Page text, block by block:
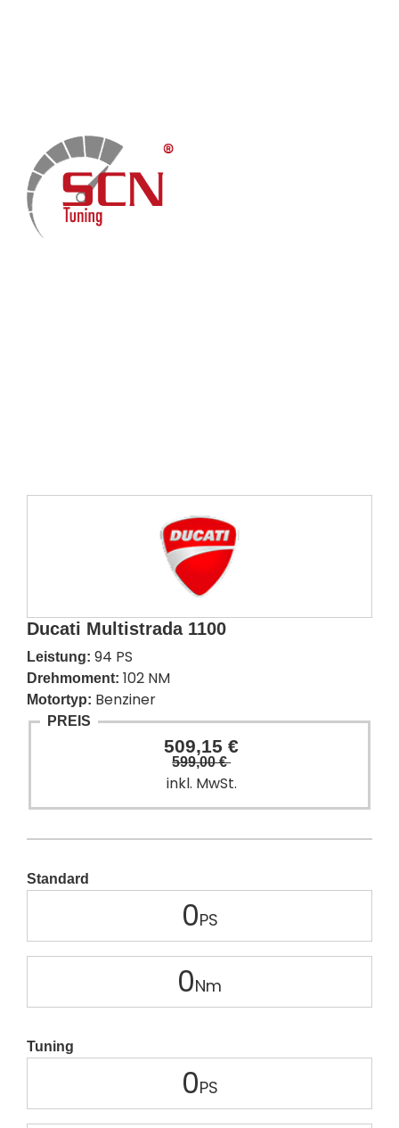
Ducati Multistrada 1100
Leistung: 94 PS
Drehmoment: 102 NM
Motortyp: Benziner
PREIS
509,15 €
599,00 €
inkl. MwSt.
Standard
0
0
Tuning
0